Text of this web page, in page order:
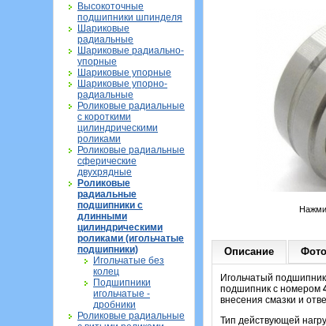
Высокоточные
подшипники шпинделя
Шариковые
радиальные
Шариковые радиально-
упорные
Шариковые упорные
Шариковые упорно-
радиальные
Роликовые радиальные
с короткими
цилиндрическими
роликами
Роликовые радиальные
сферические
двухрядные
Роликовые
радиальные
подшипники с
длинными
цилиндрическими
роликами (игольчатые
подшипники)
Игольчатые без
колец
Подшипники
игольчатые -
дробники
Роликовые радиальные
Описание
Игольчатый
подшипник с номером
внесения смазки и
Тип действующей